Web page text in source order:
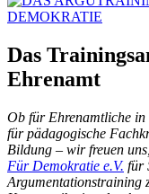
Das
Ehrenamt
Ob für Ehrenamtliche in
für pädagogische
Bildung – wir freuen
Für Demokratie e.V. für
Argumentationstraining